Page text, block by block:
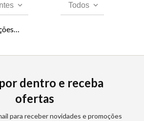
Todos
dentro e receba
ofertas
para receber novidades e promoções